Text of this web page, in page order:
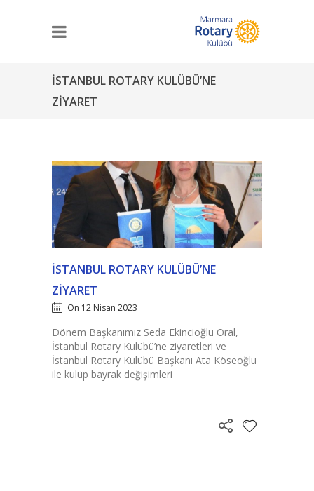
İSTANBUL ROTARY KULÜBÜ’NE
ZIYARET
İSTANBUL ROTARY KULÜBÜ’NE
ZIYARET
On 12 Nisan 2023
Dönem Başkanımız Seda Ekincioğlu Oral,
İstanbul Rotary Kulübü’ne ziyaretleri ve
İstanbul Rotary Kulübü Başkanı Ata Köseoğlu
ile kulüp bayrak değişimleri